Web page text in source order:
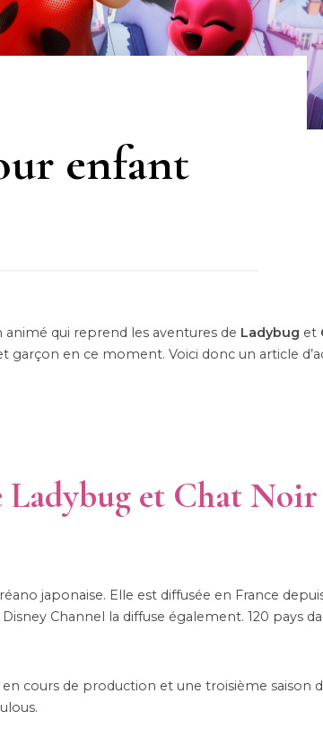
enfant
animé qui reprend les aventures de Ladybug et
garçon en ce moment. Voici donc un article
Ladybug et Chat Noir
japonaise. Elle est diffusée en France
Channel la diffuse également. 120 pays
cours de production et une troisième saison